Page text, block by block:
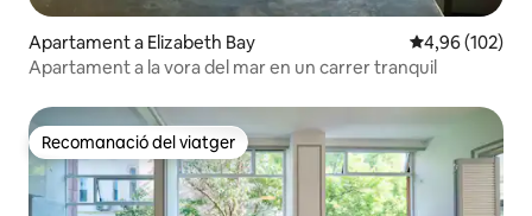
Apartament a Elizabeth Bay 4,96 de
4,96 (102)
Apartament a la vora del mar en un carrer tranquil
Recomanació del viatger
Recomanació del viatger